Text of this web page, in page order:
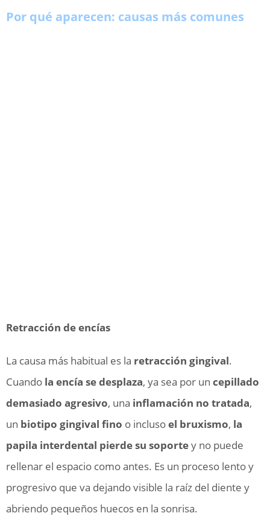
Por qué aparecen: causas más comunes
Retracción de encías
La causa más habitual es la retracción gingival.
Cuando la encía se desplaza, ya sea por un cepillado
demasiado agresivo, una inflamación no tratada,
un biotipo gingival fino o inclusoel bruxismo, la
papila interdental pierde su soportey no puede
rellenar el espacio como antes. Es un proceso lento y
progresivo que va dejando visible la raíz del diente y
abriendo pequeños huecos en la sonrisa.